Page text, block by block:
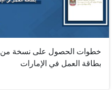
خطوات الحصول على نسخة من
بطاقة العمل في الإمارات